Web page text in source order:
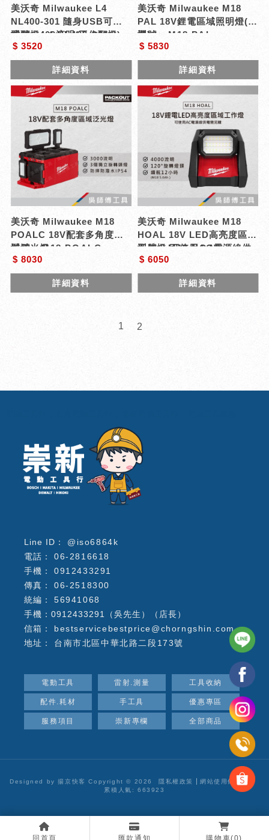
美沃奇 Milwaukee L4
NL400-301 隨身USB可調
式頸燈400流明(工作頸燈)
型號 : L4 NL400-301
$ 3520
詳細資料
美沃奇 Milwaukee M18
PAL 18V鋰電區域照明燈(單
機)
型號 : M18 PAL
$ 5830
詳細資料
美沃奇 Milwaukee M18
POALC 18V配套多角度區
域泛光燈
型號 : M18 POALC
$ 8030
詳細資料
美沃奇 Milwaukee M18
HOAL 18V LED高亮度區域
工作燈-可使用AC電源線供
電(單機)
型號 : M18 HOAL
$ 6050
詳細資料
1 2
回首頁 匯款通知 購物車(0)
@iso6864k
06-2816618
0912433291
06-2518300
56941068
手機：0912433291（吳先生）（店長）
bestservicebestprice@chorngshin.com
台南市北區中華北路二段173號
電動工具 雷射.測量 工具收納
配件.耗材 手工具 優惠專區
服務項目 崇新專欄 全部商品
Designed by揚京快客 Copyright © 2026 隱私權政策 網站使用條款
..
累積人氣: 663923